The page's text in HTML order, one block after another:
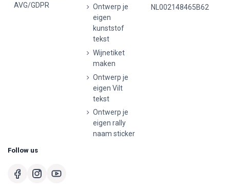
AVG/GDPR
Ontwerp je
eigen
kunststof
tekst
Wijnetiket
maken
Ontwerp je
eigen Vilt
tekst
Ontwerp je
eigen rally
naam sticker
NL002148465B62
Follow us